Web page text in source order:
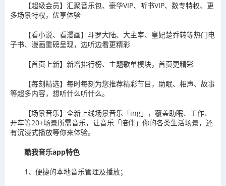
【超级会员】汇聚音乐包、豪华VIP、听书VIP、数专特权、更
多场景特权，优享体验
【看小说、看漫画】斗罗大陆、大主宰、皇妃楚乔转等热门电
子书、漫画重磅呈现，边听边看更精彩
【首页上新】新增排行榜、主题歌单模块，首页更精彩
【每刻精选】每时每刻为您推荐精彩节目，助眠、相声、故事
等超多内容，想听什么听什么。
【场景音乐】全新上线场景音乐「ing」，覆盖助眠、工作、
开车等20+场景所需音乐，让音乐「陪伴」你的各类生活场景，还
有沉浸式播放等你来体验。
酷我音乐app特色
1、便捷的本地音乐管理及播放；